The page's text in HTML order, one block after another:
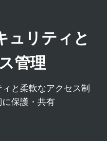
リティと
管理
と柔軟なアクセス制
保護・共有